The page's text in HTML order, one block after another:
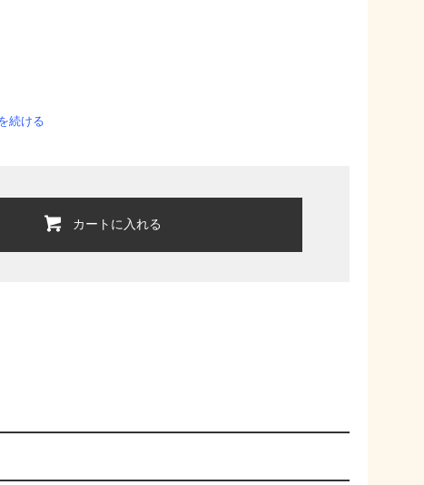
続ける
カートに入れる